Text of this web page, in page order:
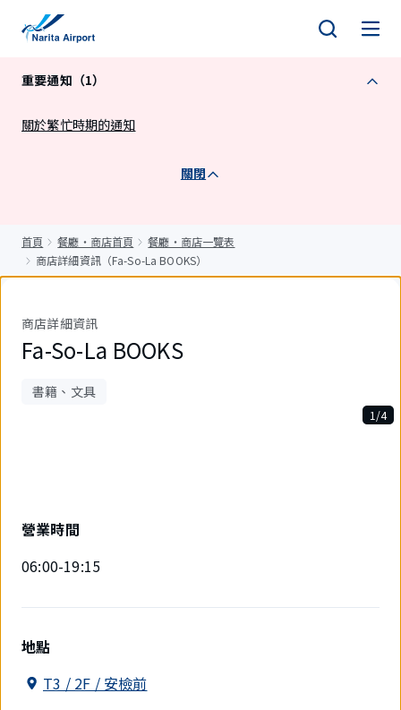
重要通知（1）
關於繁忙時期的通知
關閉
首頁 餐廳・商店首頁
餐廳・商店一覽表
商店詳細資訊（Fa-So-La BOOKS）
商店詳細資訊
Fa-So-La BOOKS
書籍、文具
件。
1/4
營業時間
06:00-19:15
地點
T3 / 2F / 安檢前